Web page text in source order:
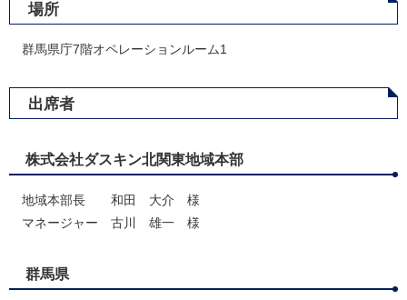
場所
群馬県庁7階オペレーションルーム1
出席者
株式会社ダスキン北関東地域本部
​地域本部長 和田 大介 様
マネージャー 古川 雄一 様
群馬県